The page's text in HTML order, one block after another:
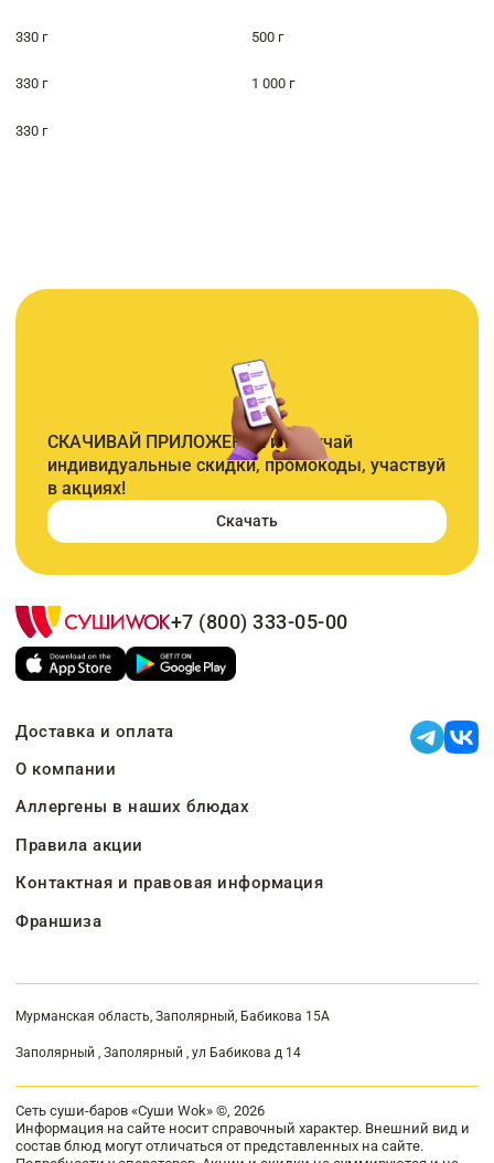
330 г 500 г
330 г 1 000 г
330 г
СКАЧИВАЙ ПРИЛОЖЕНИЕ и получай
индивидуальные скидки, промокоды, участвуй
в акциях!
Скачать
+7 (800) 333-05-00
Доставка и оплата
О компании
Аллергены в наших блюдах
Правила акции
Контактная и правовая информация
Франшиза
Мурманская область, Заполярный, Бабикова 15А
Заполярный , Заполярный , ул Бабикова д 14
Сеть суши-баров «Суши Wok» ©, 2026
Информация на сайте носит справочный характер. Внешний вид и
состав блюд могут отличаться от представленных на сайте.